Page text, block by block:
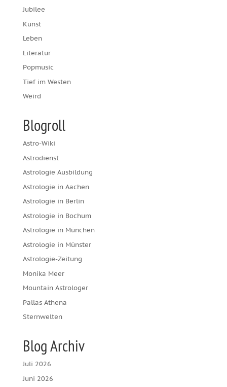
Jubilee
Kunst
Leben
Literatur
Popmusic
Tief im Westen
Weird
Blogroll
Astro-Wiki
Astrodienst
Astrologie Ausbildung
Astrologie in Aachen
Astrologie in Berlin
Astrologie in Bochum
Astrologie in München
Astrologie in Münster
Astrologie-Zeitung
Monika Meer
Mountain Astrologer
Pallas Athena
Sternwelten
Blog Archiv
Juli 2026
Juni 2026